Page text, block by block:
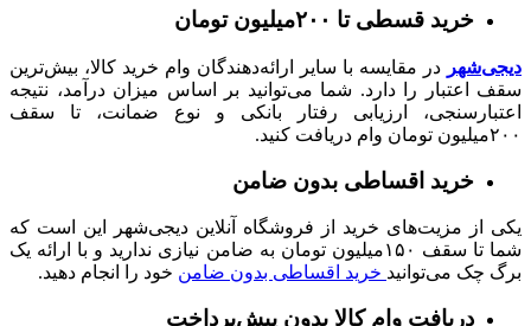
خرید قسطی تا ۲۰۰میلیون تومان
دیجی‌شهر در مقایسه با سایر ارائه‌دهندگان وام خرید کالا، بیش‌ترین
سقف اعتبار را دارد. شما می‌توانید بر اساس میزان درآمد، نتیجه
اعتبارسنجی، ارزیابی رفتار بانکی و نوع ضمانت، تا سقف
۲۰۰میلیون تومان وام دریافت کنید.
خرید اقساطی بدون ضامن
یکی از مزیت‌های خرید از فروشگاه آنلاین دیجی‌شهر این است که
شما تا سقف ۱۵۰میلیون تومان به ضامن نیازی ندارید و با ارائه یک
برگ چک می‌توانید خرید اقساطی بدون ضامن خود را انجام دهید.
دریافت وام کالا بدون پیش‌پرداخت